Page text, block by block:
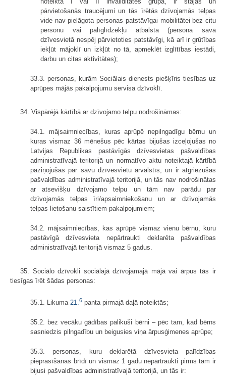
pārvietošanās traucējumi un tās īrētās dzīvojamās telpas
vide nav pielāgota personas patstāvīgai mobilitātei bez citu
personu vai palīglīdzekļu atbalsta (persona savā
dzīvesvietā nespēj pārvietoties patstāvīgi, kā arī ir grūtības
iekļūt mājoklī un izkļūt no tā, apmeklēt izglītības iestādi,
darbu un citas aktivitātes);
33.3. personas, kurām Sociālais dienests piešķīris tiesības uz
aprūpes mājās pakalpojumu servisa dzīvoklī.
34. Vispārējā kārtībā ar dzīvojamo telpu nodrošināmas:
34.1. mājsaimniecības, kuras aprūpē nepilngadīgu bērnu un
kuras vismaz 36 mēnešus pēc kārtas bijušas izceļojušas no
Latvijas Republikas pastāvīgās dzīvesvietas pašvaldības
administratīvajā teritorijā un normatīvo aktu noteiktajā kārtībā
paziņojušas par savu dzīvesvietu ārvalstīs, un ir atgriezušās
pašvaldības administratīvajā teritorijā, un tās nav nodrošinātas
ar atsevišķu dzīvojamo telpu un tām nav parādu par
dzīvojamās telpas īri/apsaimniekošanu un ar dzīvojamās
telpas lietošanu saistītiem pakalpojumiem;
34.2. mājsaimniecības, kas aprūpē vismaz vienu bērnu, kuru
pastāvīgā dzīvesvieta nepārtraukti deklarēta pašvaldības
administratīvajā teritorijā vismaz 5 gadus.
35. Sociālo dzīvokli sociālajā dzīvojamajā mājā vai ārpus tās ir
tiesīgas īrēt šādas personas:
35.1. Likuma 21.6 panta pirmajā daļā noteiktās;
35.2. bez vecāku gādības palikuši bērni – pēc tam, kad bērns
sasniedzis pilngadību un beigusies viņa ārpusģimenes aprūpe;
35.3. personas, kuru deklarētā dzīvesvieta palīdzības
pieprasīšanas brīdī un vismaz 1 gadu nepārtraukti pirms tam ir
bijusi pašvaldības administratīvajā teritorijā, un tās ir: